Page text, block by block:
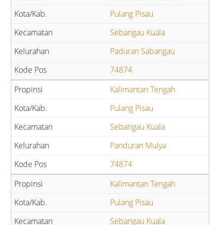
Pulang Pisau
Sebangau Kuala
Paduran Sabangau
74874
Kalimantan Tengah
Pulang Pisau
Sebangau Kuala
Panduran Mulya
74874
Kalimantan Tengah
Pulang Pisau
Sebangau Kuala